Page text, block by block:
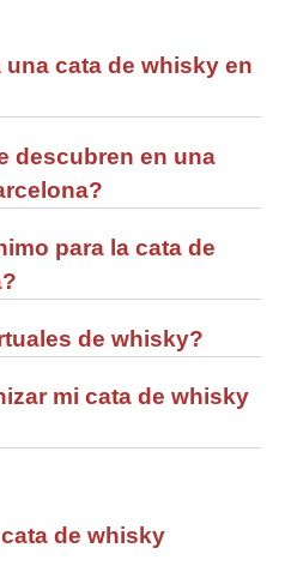
cata de whisky en
descubren en una
para la cata de
de whisky?
mi cata de whisky
de whisky